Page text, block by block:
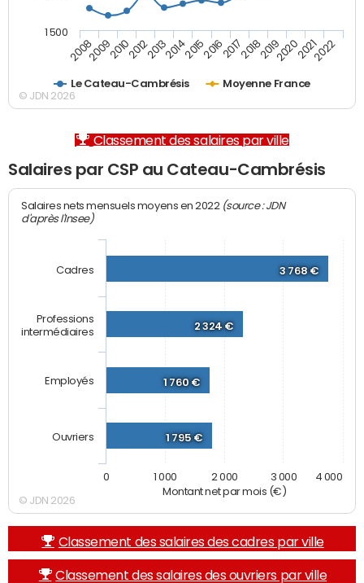
Le Cateau-Cambrésis Moyenne France
20082009201020122013201420152016201720182019202020212022
1 500
© JDN 2026
Classement des salaires par ville
Salaires par CSP au Cateau-Cambrésis
Montant net par mois (€)
Salaires nets mensuels moyens en 2022 (source : JDN
d'après l'Insee)
3 768 €
2 324 €
1 760 €
1 795 €
Cadres
Professions
intermédiaires
Employés
Ouvriers
0 1 000 2 000 3 000 4 000
© JDN 2026
Classement des salaires des cadres par ville
Classement des salaires des ouvriers par ville